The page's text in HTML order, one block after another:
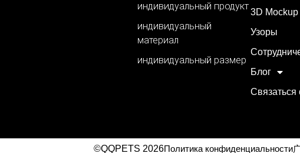
индивидуальный продукт
индивидуальный
материал
индивидуальный размер
3D Mockup
Узоры
Блог
Связаться
©QQPETS 2026Политика конфиденциальности